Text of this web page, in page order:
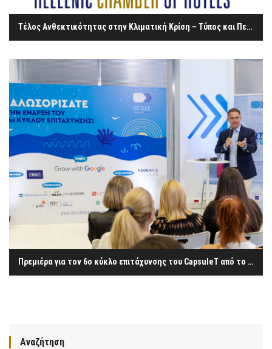
Τέλος Ανθεκτικότητας στην Κλιματική Κρίση – Τύπος και Περιεχόμενο Δήλωσης Απόδοσης-Υπόχρεα πρόσωπα-Χρόνος και Διαδικασία Επιβολής και Απόδοσης-Έκδοση του Ειδικού Στοιχείου-Απόδειξη Είσπραξης
Πρεμιέρα για τον 6ο κύκλο επιτάχυνσης του CapsuleT από το ΞΕΕ
Αναζήτηση